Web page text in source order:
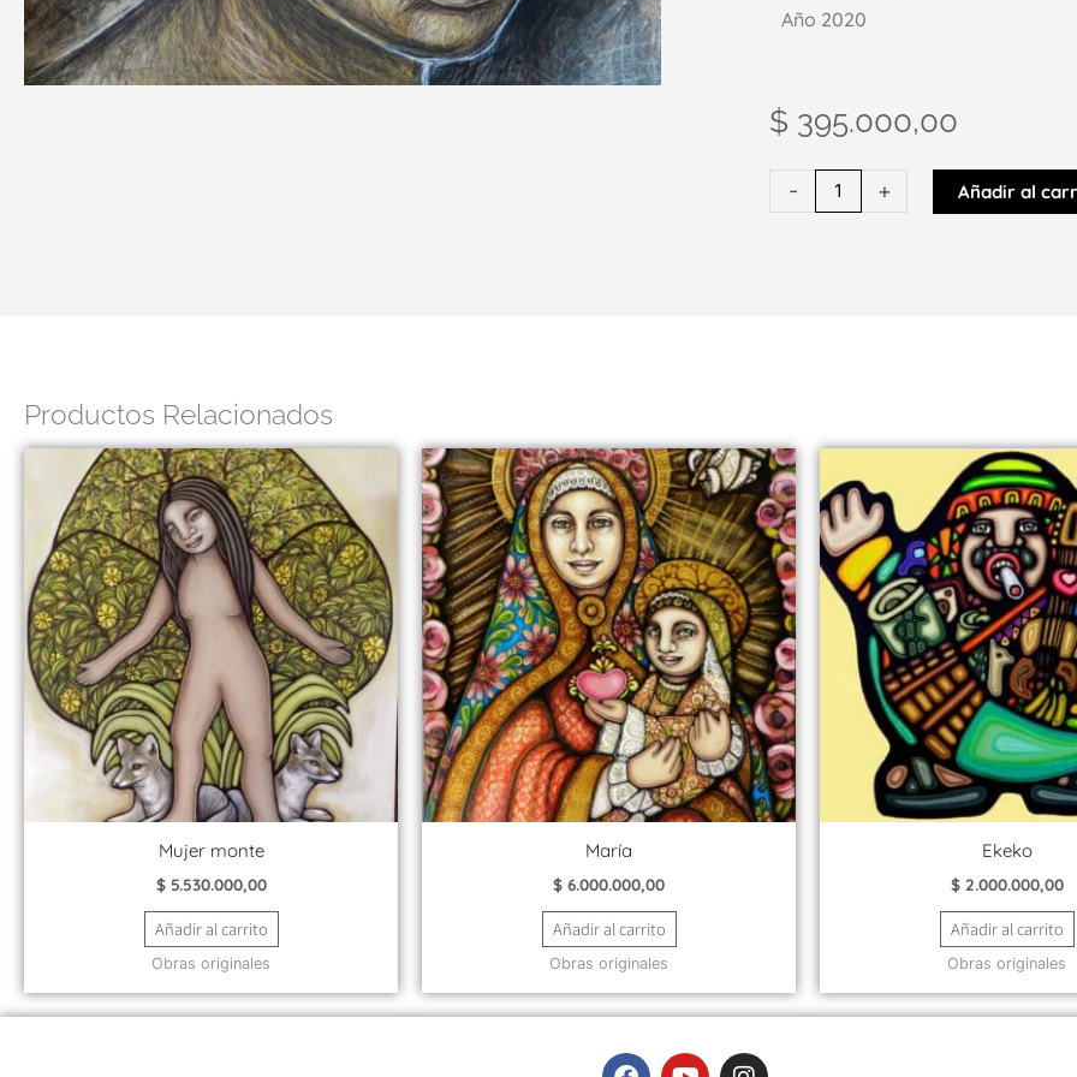
Año 2020
$ 395.000,00
- + Añadir al
Productos Relacionados
Mujer monte
$5.530.000,00
Añadir al carrito
Obras originales
María
$ 6.000.000,00
Añadir al carrito
Obras originales
Ekeko
$2.000.000,00
Añadir al carrito
Obras originales
F
Y
I